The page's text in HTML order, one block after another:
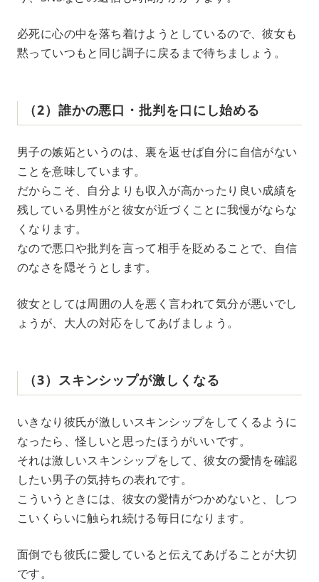
必死に心の中を落ち着けようとしているので、彼女も
黙っていつもと同じ調子に戻るまで待ちましょう。
（2）誰かの悪口・批判を口にし始める
男子の嫉妬というのは、裏を返せば自分に自信がない
ことを意味しています。
だからこそ、自分よりも収入が高かったり良い成績を
残している男性がと彼女が近づくことに我慢がならな
くなります。
なので悪口や批判を言って相手を貶めることで、自信
のなさを隠そうとします。
彼女としては周囲の人を悪く言われて気分が悪いでし
ょうが、大人の対応をしてあげましょう。
（3）スキンシップが激しくなる
いきなり彼氏が激しいスキンシップをしてくるように
なったら、怪しいと思ったほうがいいです。
それは激しいスキンシップをして、彼女の愛情を確認
したい男子の気持ちの表れです。
こういうときには、彼女の愛情がつかめないと、しつ
こいくらいに触られ続ける毎日になります。
面倒でも彼氏に愛していると伝えてあげることが大切
です。